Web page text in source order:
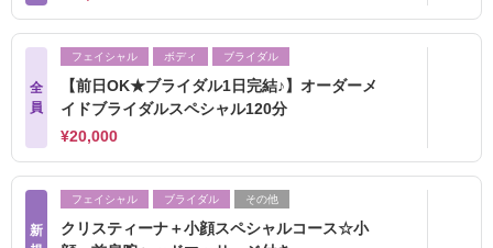
全
員
フェイシャル ボディ ブライダル
【前日OK★ブライダル1日完結♪】オーダーメ
イドブライダルスペシャル120分
¥20,000
新
フェイシャル ブライダル その他
クリスティーナ＋小顔スペシャルコース☆小